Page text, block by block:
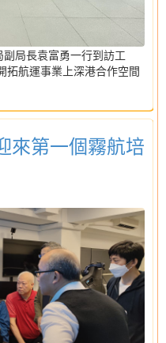
局長袁富勇一行到訪工
拓航運事業上深港合作空間
來第一個霧航培